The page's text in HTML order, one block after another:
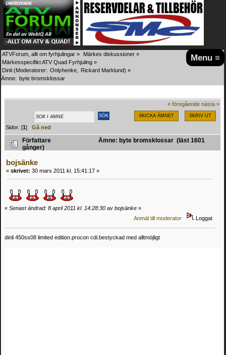
Menu ≡
ATVForum, allt om fyrhjulingar » Märkes diskussioner »
Märkesspecifikt ATV Quad Fyrhjuling »
Dinli (Moderatorer: Onlyhenke Rickard Marklund) »
Ämne: byte bromsklossar
« föregående nästa »
SKICKA ÄMNET SKRIV UT
Sidor: [1]Gå ned
Författare
Ämne: byte bromsklossar (läst 1601
gånger)
bojsänke
« skrivet: 30 mars 2011 kl. 15:41:17 »
« Senast ändrad: 8 april 2011 kl. 14:28:30 av bojsänke »
Anmäl till moderator
Loggat
dinli 450ss08 limited edition.procon cdi.bestyckad med alltmöjligt